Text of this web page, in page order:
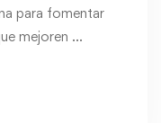
para fomentar
mejoren …